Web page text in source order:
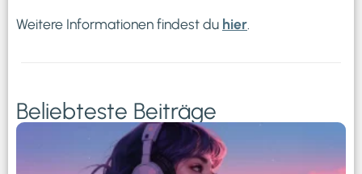
Weitere Informationen findest du hier
Beliebteste Beiträge